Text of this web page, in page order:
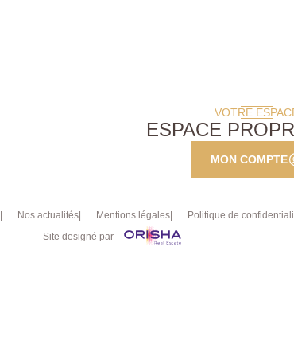
plusieurs véhicules
visite. Pour de plus amples
VOTRE
ESPACE
MON COMPTE
Nos actualités Mentions légales Politique de
Site designé par